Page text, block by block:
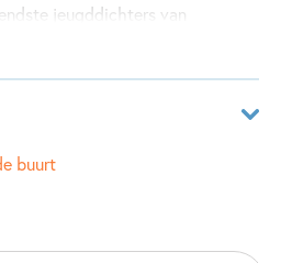
jeugddichters van
over grote en kleine
jaar
buurt